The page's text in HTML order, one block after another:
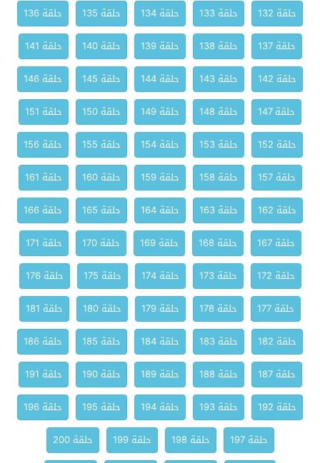
حلقة 132 حلقة 133 حلقة 134 حلقة 135
حلقة 136
حلقة 137
حلقة 138 حلقة 139 حلقة 140
حلقة 141
حلقة 142
حلقة 143 حلقة 144 حلقة 145
حلقة 146
حلقة 147
حلقة 148 حلقة 149 حلقة 150
حلقة 151
حلقة 152
حلقة 153 حلقة 154 حلقة 155
حلقة 156
حلقة 157
حلقة 158 حلقة 159 حلقة 160
حلقة 161
حلقة 162
حلقة 163 حلقة 164 حلقة 165
حلقة 166
حلقة 167
حلقة 168 حلقة 169 حلقة 170
حلقة 171
حلقة 172
حلقة 173 حلقة 174 حلقة 175
حلقة 176
حلقة 177
حلقة 178 حلقة 179 حلقة 180
حلقة 181
حلقة 182
حلقة 183 حلقة 184 حلقة 185
حلقة 186
حلقة 187
حلقة 188 حلقة 189 حلقة 190
حلقة 191
حلقة 192
حلقة 193 حلقة 194 حلقة 195
حلقة 196
حلقة 197
حلقة 198 حلقة 199
حلقة 200